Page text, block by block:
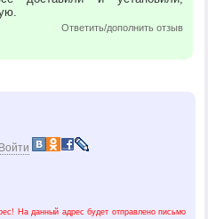
Ответить/дополнить отзыв
Войти
На данный адрес будет отправлено письмо